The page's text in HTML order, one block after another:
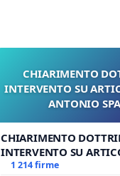
CHIARIMENTO
INTERVENTO SU
ANTONIO
CHIARIMENTO
INTERVENTO SU
ANTONIO SPADARO
1 214 firme